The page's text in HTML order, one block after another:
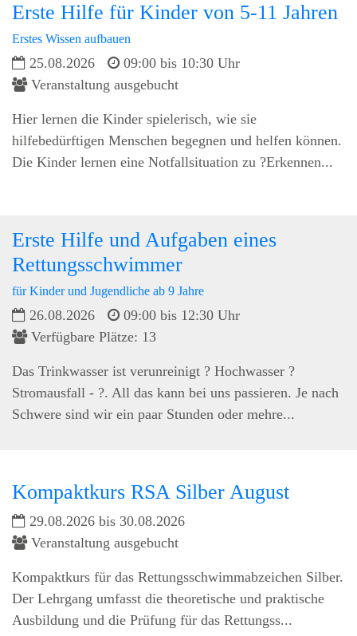
Erste Hilfe für Kinder von 5-11 Jahren
Erstes Wissen aufbauen
25.08.2026
09:00 bis 10:30 Uhr
Veranstaltung ausgebucht
Hier lernen die Kinder spielerisch, wie sie
hilfebedürftigen Menschen begegnen und helfen können.
Die Kinder lernen eine Notfallsituation zu ?Erkennen...
Erste Hilfe und Aufgaben eines
Rettungsschwimmer
für Kinder und Jugendliche ab 9 Jahre
26.08.2026
09:00 bis 12:30 Uhr
Verfügbare Plätze: 13
Das Trinkwasser ist verunreinigt ? Hochwasser ?
Stromausfall - ?. All das kann bei uns passieren. Je nach
Schwere sind wir ein paar Stunden oder mehre...
Kompaktkurs RSA Silber August
29.08.2026 bis 30.08.2026
Veranstaltung ausgebucht
Kompaktkurs für das Rettungsschwimmabzeichen Silber.
Der Lehrgang umfasst die theoretische und praktische
Ausbildung und die Prüfung für das Rettungss...